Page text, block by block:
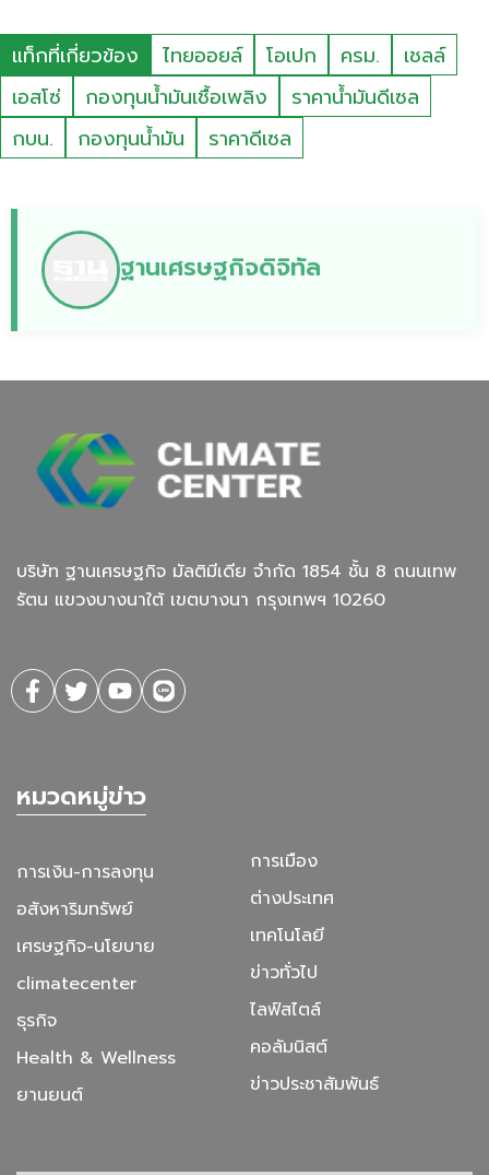
แท็กที่เกี่ยวข้อง ไทยออยล์ โอเปก ครม.
เชลล์
เอสโซ่
กองทุนน้ำมันเชื้อเพลิง
ราคาน้ำมันดีเซล
กบน.
กองทุนน้ำมัน ราคาดีเซล
ฐานเศรษฐกิจดิจิทัล
บริษัท ฐานเศรษฐกิจ มัลติมีเดีย จํากัด 1854 ชั้น 8 ถนนเทพ
รัตน แขวงบางนาใต้ เขตบางนา กรุงเทพฯ 10260
หมวดหมู่ข่าว
การเงิน-การลงทุน
อสังหาริมทรัพย์
เศรษฐกิจ-นโยบาย
climatecenter
ธุรกิจ
Health & Wellness
ยานยนต์
การเมือง
ต่างประเทศ
เทคโนโลยี
ข่าวทั่วไป
ไลฟ์สไตล์
คอลัมนิสต์
ข่าวประชาสัมพันธ์